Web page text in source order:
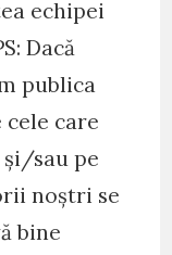
echipei
Dacă
publica
care
sau pe
noștri se
bine